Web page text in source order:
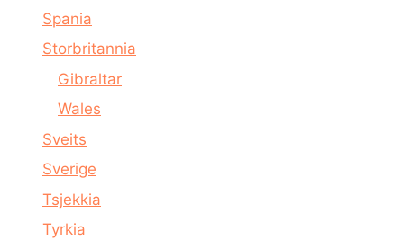
Spania
Storbritannia
Gibraltar
Wales
Sveits
Sverige
Tsjekkia
Tyrkia